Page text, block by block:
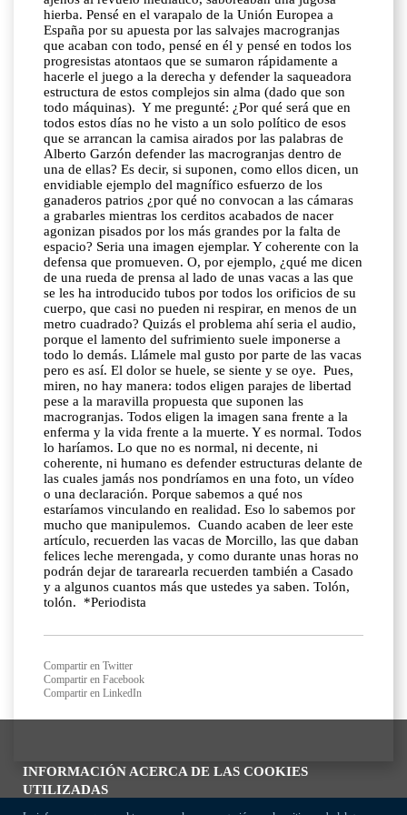
INFORMACIÓN ACERCA DE LAS COOKIES
UTILIZADAS
hierba. Pensé en el varapalo de la Unión Europea a
España por su apuesta por las salvajes macrogranjas
que acaban con todo, pensé en él y pensé en todos los
progresistas atontaos que se sumaron rápidamente a
hacerle el juego a la derecha y defender la saqueadora
estructura de estos complejos sin alma (dado que son
todo máquinas). Y me pregunté: ¿Por qué será que en
todos estos días no he visto a un solo político de esos
que se arrancan la camisa airados por las palabras de
Alberto Garzón defender las macrogranjas dentro de
una de ellas? Es decir, si suponen, como ellos dicen, un
envidiable ejemplo del magnífico esfuerzo de los
ganaderos patrios ¿por qué no convocan a las cámaras
a grabarles mientras los cerditos acabados de nacer
agonizan pisados por los más grandes por la falta de
espacio? Seria una imagen ejemplar. Y coherente con la
defensa que promueven. O, por ejemplo, ¿qué me dicen
de una rueda de prensa al lado de unas vacas a las que
se les ha introducido tubos por todos los orificios de su
cuerpo, que casi no pueden ni respirar, en menos de un
metro cuadrado? Quizás el problema ahí seria el audio,
porque el lamento del sufrimiento suele imponerse a
todo lo demás. Llámele mal gusto por parte de las vacas
pero es así. El dolor se huele, se siente y se oye. Pues,
miren, no hay manera: todos eligen parajes de libertad
pese a la maravilla propuesta que suponen las
macrogranjas. Todos eligen la imagen sana frente a la
enferma y la vida frente a la muerte. Y es normal. Todos
lo haríamos. Lo que no es normal, ni decente, ni
coherente, ni humano es defender estructuras delante de
las cuales jamás nos pondríamos en una foto, un vídeo
o una declaración. Porque sabemos a qué nos
estaríamos vinculando en realidad. Eso lo sabemos por
mucho que manipulemos. Cuando acaben de leer este
artículo, recuerden las vacas de Morcillo, las que daban
felices leche merengada, y como durante unas horas no
podrán dejar de tararearla recuerden también a Casado
y a algunos cuantos más que ustedes ya saben. Tolón,
tolón. *Periodista
Compartir en Twitter
Compartir en Facebook
Compartir en LinkedIn